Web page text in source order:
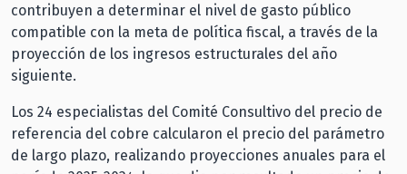
contribuyen a determinar el nivel de gasto público
compatible con la meta de política fiscal, a través de la
proyección de los ingresos estructurales del año
siguiente.
Los 24 especialistas del Comité Consultivo del precio de
referencia del cobre calcularon el precio del parámetro
de largo plazo, realizando proyecciones anuales para el